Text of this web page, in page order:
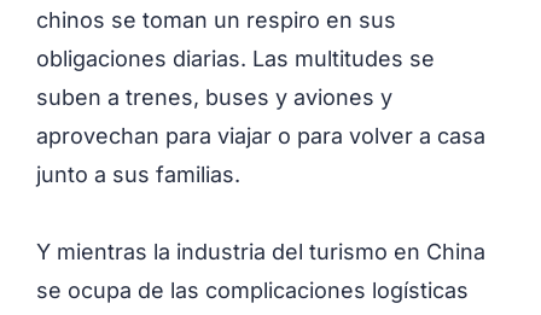
chinos se toman un respiro en sus
obligaciones diarias. Las multitudes se
suben a trenes, buses y aviones y
aprovechan para viajar o para volver a casa
junto a sus familias.
Y mientras la industria del turismo en China
se ocupa de las complicaciones logísticas